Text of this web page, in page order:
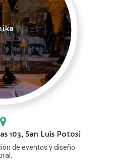
103, San Luis Potosí
de eventos y diseño